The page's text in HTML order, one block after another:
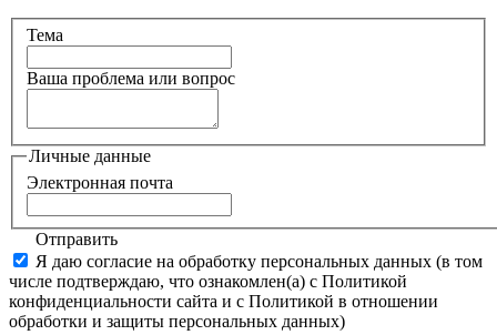
Тема
Ваша проблема или вопрос
Личные данные
Электронная почта
Отправить
Я даю согласие на обработку персональных данных (в том
числе подтверждаю, что ознакомлен(а) с Политикой
конфиденциальности сайта и с Политикой в отношении
обработки и защиты персональных данных)